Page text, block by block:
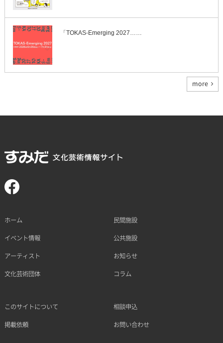
「TOKAS-Emerging 2027……
more
ホーム
イベント情報
アーティスト
文化芸術団体
民間施設
公共施設
お知らせ
コラム
このサイトについて
掲載依頼
相談申込
お問い合わせ